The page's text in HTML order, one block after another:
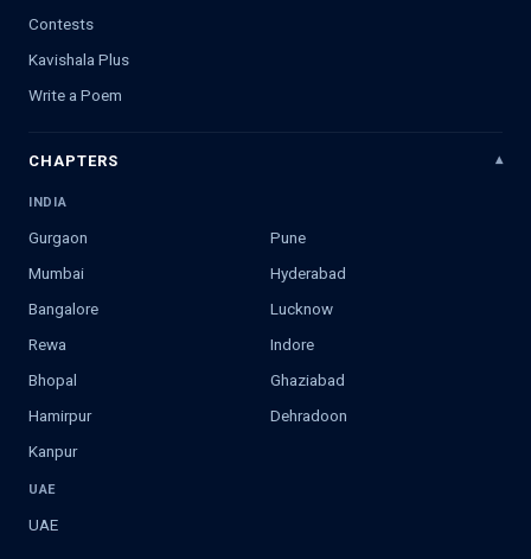
Contests
Kavishala Plus
Write a Poem
CHAPTERS
INDIA
Gurgaon
Pune
Mumbai
Hyderabad
Bangalore
Lucknow
Rewa
Indore
Bhopal
Ghaziabad
Hamirpur
Dehradoon
Kanpur
UAE
UAE